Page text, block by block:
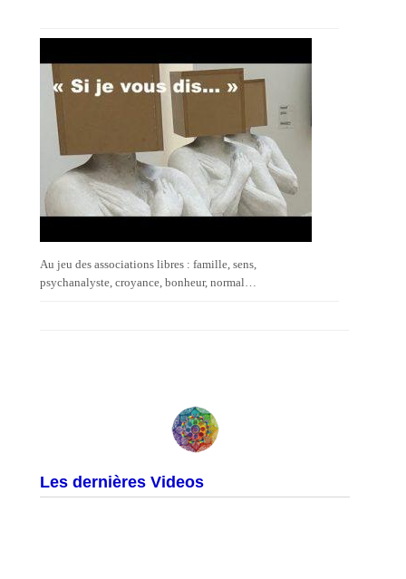
Au jeu des associations libres : famille, sens,
psychanalyste, croyance, bonheur, normal…
Les dernières Videos